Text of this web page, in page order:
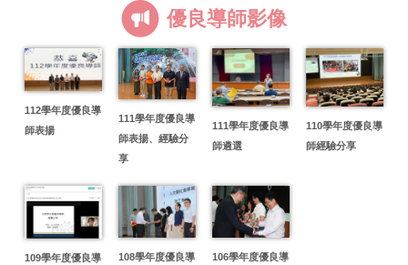
優良導師影像
112學年度優良導
師表揚
111學年度優良導
師表揚、經驗分
享
111學年度優良導
師遴選
110學年度優良導
師經驗分享
109學年度優良導
108學年度優良導
106學年度優良導